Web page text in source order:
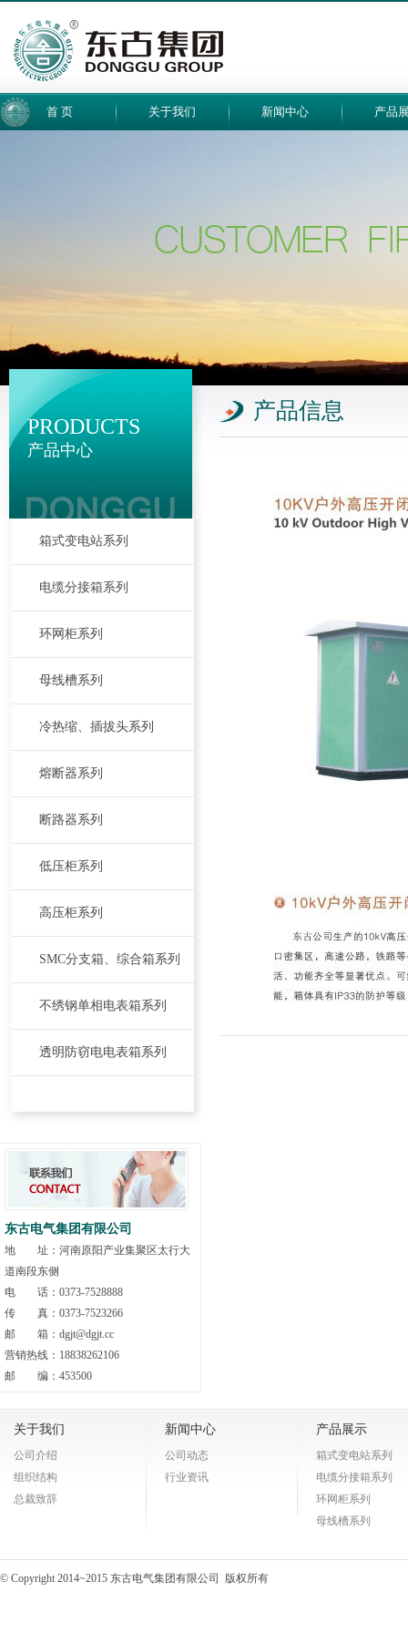
首 页 关于我们 新闻中心 产品
PRODUCTS
产品中心
箱式变电站系列
电缆分接箱系列
环网柜系列
母线槽系列
冷热缩、插拔头系列
熔断器系列
断路器系列
低压柜系列
高压柜系列
SMC分支箱、综合箱系列
不绣钢单相电表箱系列
透明防窃电电表箱系列
东古电气集团有限公司
地 址：河南原阳产业集聚区太行大
道南段东侧
电 话：0373-7528888
传 真：0373-7523266
邮 箱：dgjt@dgjt.cc
营销热线：18838262106
邮 编：453500
产品信息
关于我们
公司介绍
组织结构
总裁致辞
新闻中心
公司动态
行业资讯
产品展示
箱式变电站系列
电缆分接箱系列
环网柜系列
母线槽系列
© Copyright 2014~2015 东古电气集团有限公司 版权所有